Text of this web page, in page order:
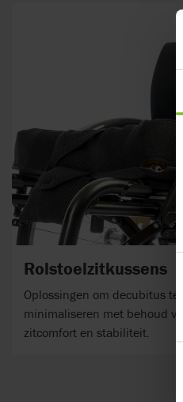
Rolstoelzitkussens
Oplossingen om decubitus te
minimaliseren met behoud van
zitcomfort en stabiliteit.